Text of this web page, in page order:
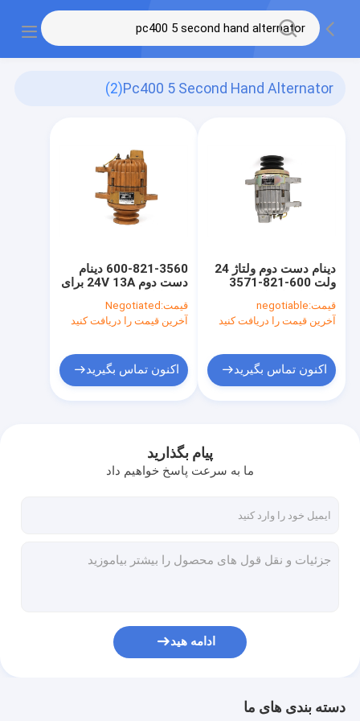
Pc400 5 Second Hand Alternator
(2)
600-821-3560 دینام
دست دوم 24V 13A برای
D6-11 6D125
قیمت: Negotiated
آخرین قیمت را دریافت کنید
اکنون تماس بگیرید
دینام دست دوم ولتاژ 24
ولت 600-821-3571
PC400-5 6D125
قیمت:negotiable
آخرین قیمت را دریافت کنید
اکنون تماس بگیرید
پیام بگذارید
ما به سرعت پاسخ خواهیم داد
ادامه هید
دسته بندی های ما